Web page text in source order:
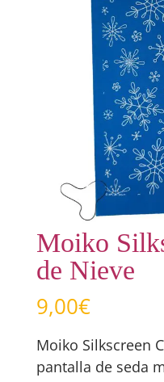
Moiko
de Nieve
9,00€
Moiko Silkscreen
pantalla de seda